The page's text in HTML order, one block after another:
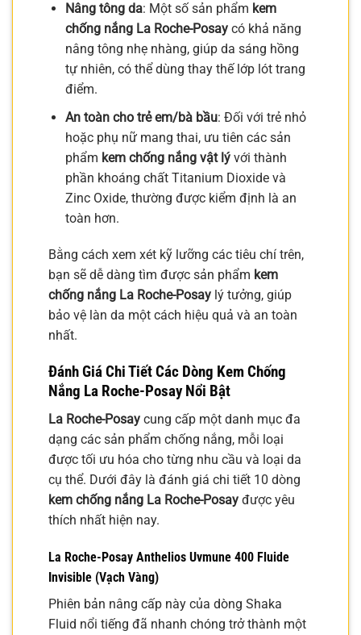
Nâng tông da: Một số sản phẩm kem
chống nắng La Roche-Posaycó khả năng
nâng tông nhẹ nhàng, giúp da sáng hồng
tự nhiên, có thể dùng thay thế lớp lót trang
điểm.
An toàn cho trẻ em/bà bầu: Đối với trẻ nhỏ
hoặc phụ nữ mang thai, ưu tiên các sản
phẩm kem chống nắng vật lývới thành
phần khoáng chất Titanium Dioxide và
Zinc Oxide, thường được kiểm định là an
toàn hơn.
Bằng cách xem xét kỹ lưỡng các tiêu chí trên,
bạn sẽ dễ dàng tìm được sản phẩm kem
chống nắng La Roche-Posay lý tưởng, giúp
bảo vệ làn da một cách hiệu quả và an toàn
nhất.
Đánh Giá Chi Tiết Các Dòng Kem Chống
Nắng La Roche-Posay Nổi Bật
La Roche-Posay cung cấp một danh mục đa
dạng các sản phẩm chống nắng, mỗi loại
được tối ưu hóa cho từng nhu cầu và loại da
cụ thể. Dưới đây là đánh giá chi tiết 10 dòng
kem chống nắng La Roche-Posay được yêu
thích nhất hiện nay.
La Roche-Posay Anthelios Uvmune 400 Fluide
Invisible (Vạch Vàng)
Phiên bản nâng cấp này của dòng Shaka
Fluid nổi tiếng đã nhanh chóng trở thành một